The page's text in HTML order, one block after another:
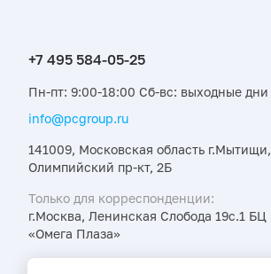
Пн-пт: 9:00-18:00 Сб-вс: выходные дни
info@pcgroup.ru
141009, Московская область г.Мытищи,
Олимпийский пр-кт, 2Б
Только для корреспонденции:
г.Москва, Ленинская Слобода 19с.1 БЦ
«Омега Плаза»